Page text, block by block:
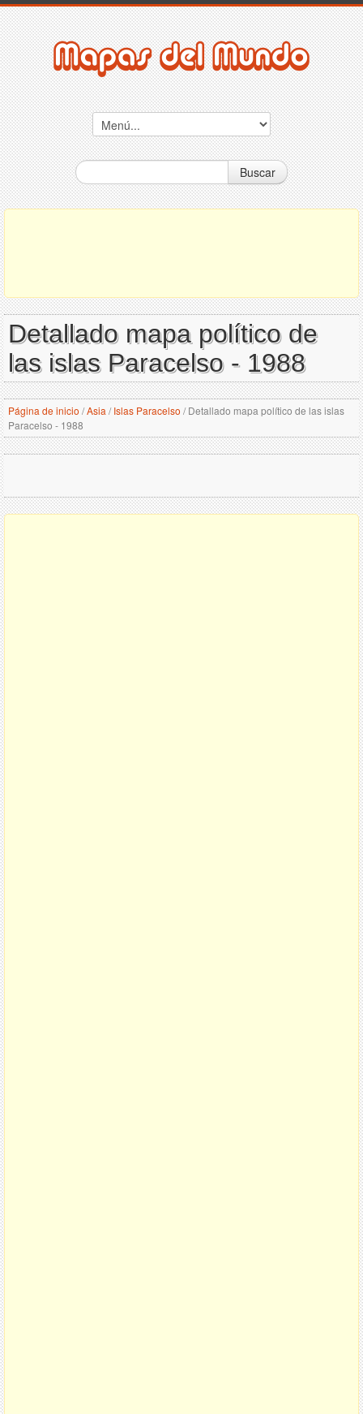
Buscar
Detallado mapa político de
las islas Paracelso - 1988
Página de inicio /Asia / Islas Paracelso /Detallado mapa político de las islas
Paracelso - 1988